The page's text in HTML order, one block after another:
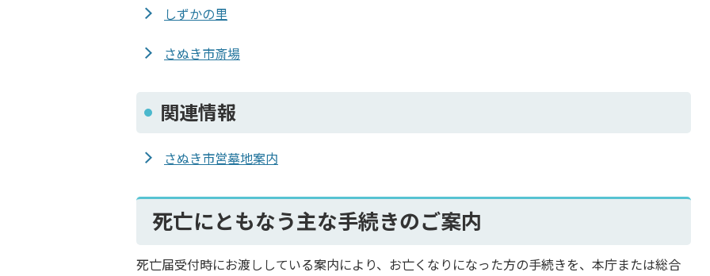
しずかの里
さぬき市斎場
関連情報
さぬき市営墓地案内
死亡にともなう主な手続きのご案内
死亡届受付時にお渡ししている案内により、お亡くなりになった方の手続きを、本庁または総合